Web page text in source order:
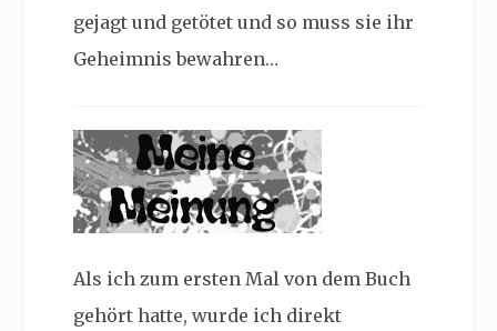
gejagt und getötet und so muss sie ihr
Geheimnis bewahren…
Als ich zum ersten Mal von dem Buch
gehört hatte, wurde ich direkt